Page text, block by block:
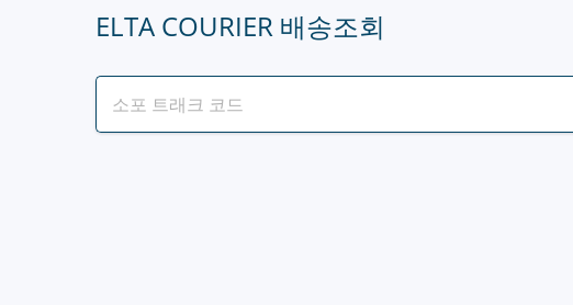
ELTA COURIER 배송조회